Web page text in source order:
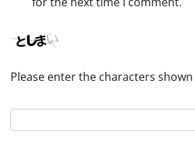
Please enter the characters shown